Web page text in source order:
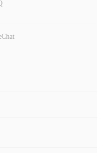
が困難になっています。こ
ざまな口座タイプを提供し
ますが、より多くのオプシ